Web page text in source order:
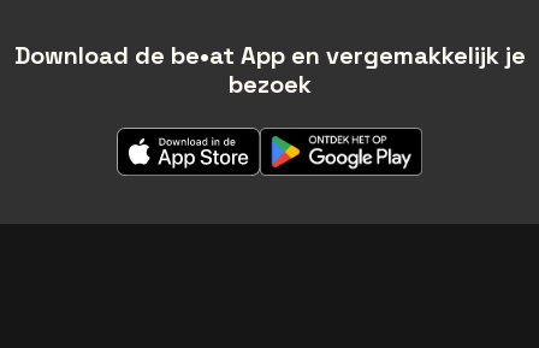
Download de be•at App en vergemakkelijk je
bezoek